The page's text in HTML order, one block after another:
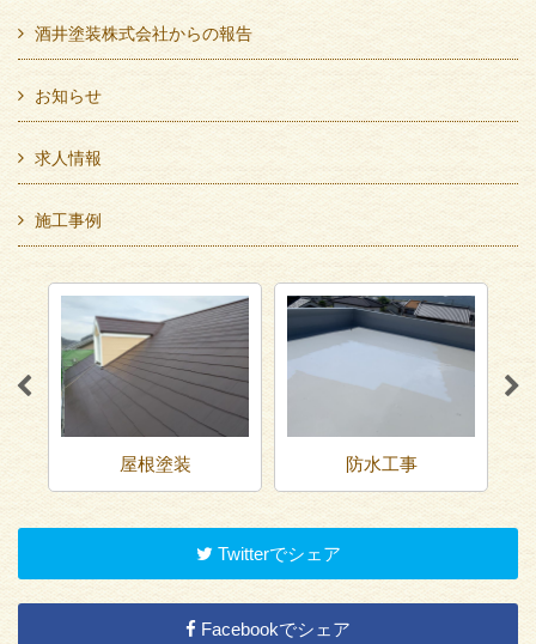
酒井塗装株式会社からの報告
お知らせ
求人情報
施工事例
屋根塗装 防水工事
Twitterでシェア
Facebookでシェア